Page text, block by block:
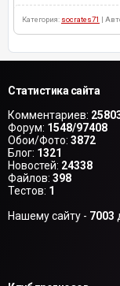
Категория: socrates71 |
Статистика сайта
Комментариев:
Форум: 1548/97408
Обои/Фото: 3872
Блог: 1321
Новостей: 24338
Файлов: 398
Тестов: 1
Нашему сайту - 7003